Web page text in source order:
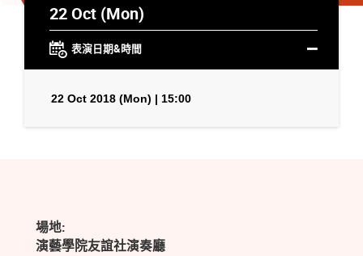
22 Oct (Mon)
表演日期&時間
22 Oct 2018 (Mon) | 15:00
場地:
演藝學院友誼社演奏廳